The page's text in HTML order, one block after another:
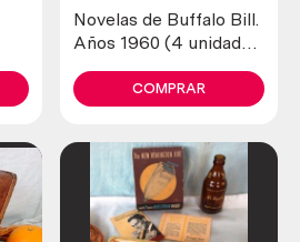
Novelas de Buffalo Bill.
Años 1960 (4 unidades
COMPRAR